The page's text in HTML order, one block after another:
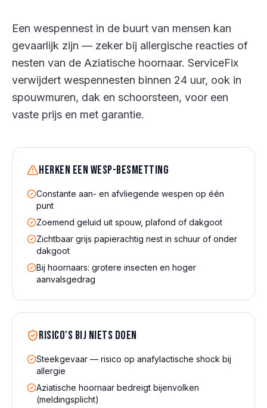
Een wespennest in de buurt van mensen kan
gevaarlijk zijn — zeker bij allergische reacties of
nesten van de Aziatische hoornaar. ServiceFix
verwijdert wespennesten binnen 24 uur, ook in
spouwmuren, dak en schoorsteen, voor een
vaste prijs en met garantie.
Herken een wesp-besmetting
Constante aan- en afvliegende wespen op één
punt
Zoemend geluid uit spouw, plafond of dakgoot
Zichtbaar grijs papierachtig nest in schuur of onder
dakgoot
Bij hoornaars: grotere insecten en hoger
aanvalsgedrag
Risico's bij niets doen
Steekgevaar — risico op anafylactische shock bij
allergie
Aziatische hoornaar bedreigt bijenvolken
(meldingsplicht)